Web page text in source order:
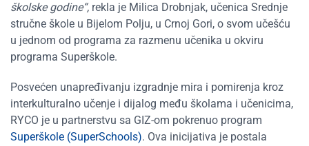
školske godine“, rekla je Milica Drobnjak, učenica Srednje
stručne škole u Bijelom Polju, u Crnoj Gori, o svom učešću
u jednom od programa za razmenu učenika u okviru
programa Superškole.
Posvećen unapređivanju izgradnje mira i pomirenja kroz
interkulturalno učenje i dijalog među školama i učenicima,
RYCO je u partnerstvu sa GIZ-om pokrenuo program
Superškole (SuperSchools). Ova inicijativa je postala